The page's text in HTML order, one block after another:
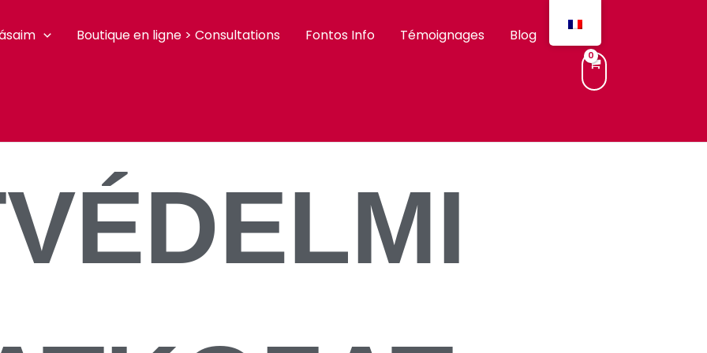
Boutique en ligne > Consultations Fontos Info Témoignages Blog